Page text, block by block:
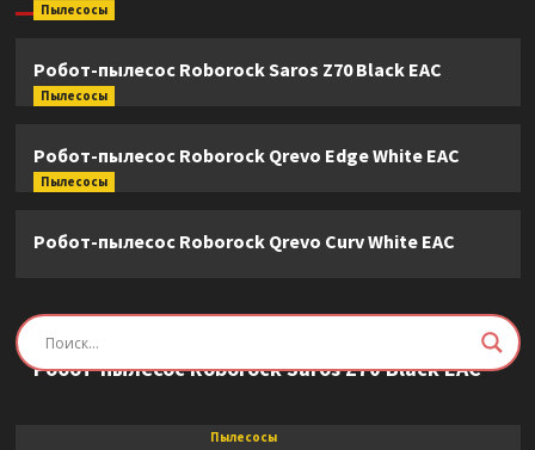
Пылесосы
Робот-пылесос Roborock Saros Z70 Black EAC
Пылесосы
Робот-пылесос Roborock Qrevo Edge White EAC
Пылесосы
Робот-пылесос Roborock Qrevo Curv White EAC
Пылесосы
Робот-пылесос Roborock Saros Z70 Black EAC
Пылесосы